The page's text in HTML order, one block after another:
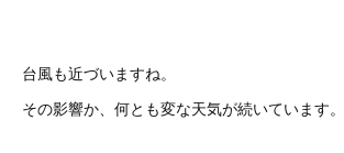
台風も近づいますね。
その影響か、何とも変な天気が続いています。